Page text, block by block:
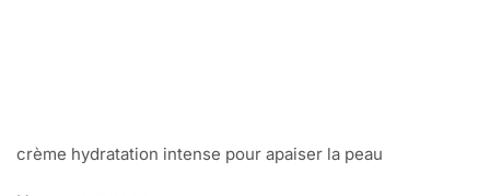
crème hydratation intense pour apaiser la peau